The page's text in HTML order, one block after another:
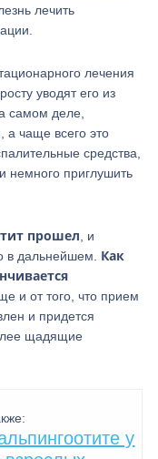
лечить
лечения
уводят его из
самом деле,
а чаще всего это
средства,
немного приглушить
прошел , и
в дальнейшем. Как
и от того, что прием
и придется
щадящие
у